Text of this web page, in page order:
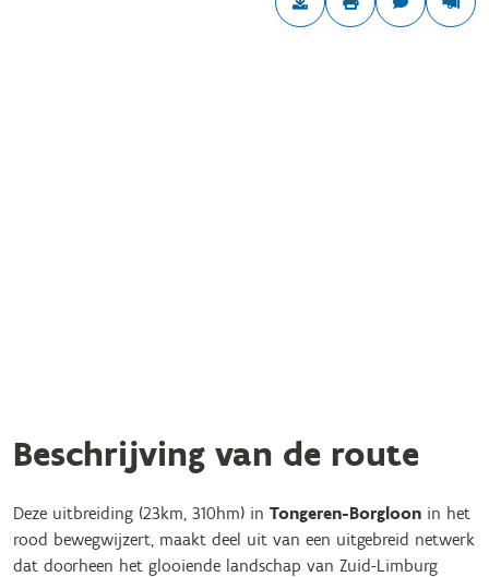
Beschrijving van de route
Deze uitbreiding (23km, 310hm) in Tongeren-Borgloon in het
rood bewegwijzert, maakt deel uit van een uitgebreid netwerk
dat doorheen het glooiende landschap van Zuid-Limburg